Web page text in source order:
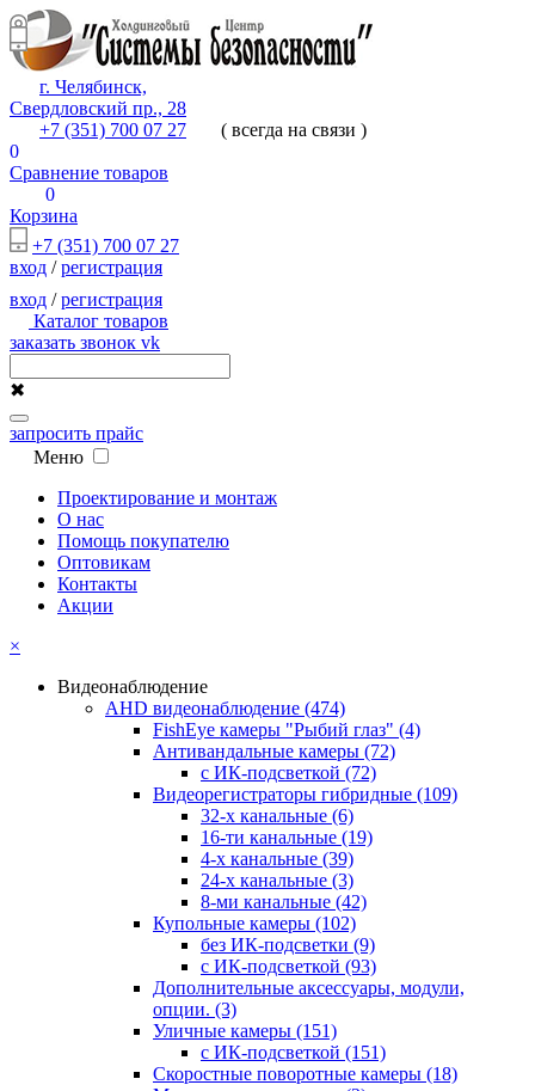
г. Челябинск,
Свердловский пр., 28
+7 (351) 700 07 27
( всегда на связи )
0
Сравнение товаров
0
Корзина
+7 (351) 700 07 27
вход /регистрация
вход /регистрация
Каталог товаров
заказать звонок vk
✖
запросить прайс
Меню
Проектирование и монтаж
О нас
Помощь покупателю
Оптовикам
Контакты
Акции
×
Видеонаблюдение
AHD видеонаблюдение (474)
FishEye камеры "Рыбий глаз" (4)
Антивандальные камеры (72)
с ИК-подсветкой (72)
Видеорегистраторы гибридные (109)
32-х канальные (6)
16-ти канальные (19)
4-х канальные (39)
24-х канальные (3)
8-ми канальные (42)
Купольные камеры (102)
без ИК-подсветки (9)
с ИК-подсветкой (93)
Дополнительные аксессуары, модули,
опции. (3)
Уличные камеры (151)
с ИК-подсветкой (151)
Скоростные поворотные камеры (18)